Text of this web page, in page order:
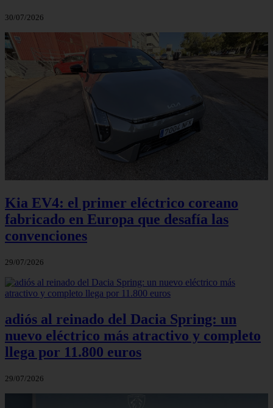
30/07/2026
Kia EV4: el primer eléctrico coreano
fabricado en Europa que desafía las
convenciones
29/07/2026
adiós al reinado del Dacia Spring: un
nuevo eléctrico más atractivo y completo
llega por 11.800 euros
29/07/2026